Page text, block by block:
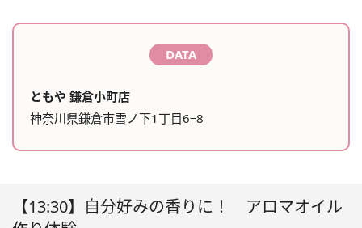
DATA
ともや 鎌倉小町店
神奈川県鎌倉市雪ノ下1丁目6−8
【13:30】自分好みの香りに！ アロマオイル